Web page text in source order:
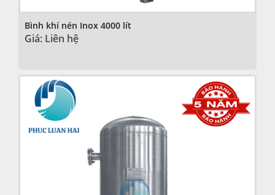
Bình khí nén Inox 4000 lít
Giá: Liên hệ